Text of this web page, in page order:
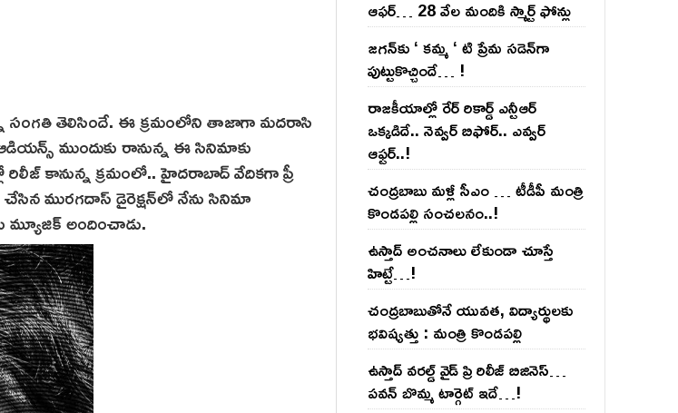
సంగతి తెలిసిందే. ఈ క్రమంలోని తాజాగా మదరాసి
ముందుకు రానున్న ఈ సినిమాకు
కానున్న క్రమంలో.. హైదరాబాద్ వేదికగా ప్రీ
చేసిన మురగదాస్ డైరెక్షన్‌లో నేను సినిమా
మ్యూజిక్ అందించాడు.
ఆఫ‌ర్‌… 28 వేల మందికి స్మార్ట్ ఫోన్లు
జ‌గ‌న్‌కు ‘ క‌మ్మ ‘ టి ప్రేమ స‌డెన్‌గా
పుట్టుకొచ్చిందే… !
రాజ‌కీయాల్లో రేర్ రికార్డ్ ఎన్టీఆర్
ఒక్క‌డిదే.. నెవ్వ‌ర్ బిఫోర్‌.. ఎవ్వ‌ర్
ఆఫ్ట‌ర్‌..!
చంద్ర‌బాబు మ‌ళ్లీ సీఎం … టీడీపీ మంత్రి
కొండ‌ప‌ల్లి సంచ‌ల‌నం..!
ఉస్తాద్ అంచ‌నాలు లేకుండా చూస్తే
హిట్టే…!
చంద్ర‌బాబుతోనే యువ‌త‌, విద్యార్థుల‌కు
భ‌విష్య‌త్తు : మంత్రి కొండ‌ప‌ల్లి
ఉస్తాద్ వ‌ర‌ల్డ్ వైడ్ ప్రి రిలీజ్ బిజినెస్‌…
ప‌వ‌న్ బొమ్మ టార్గెట్ ఇదే…!